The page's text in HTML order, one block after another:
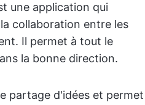
une application qui
collaboration entre les
Il permet à tout le
la bonne direction.
partage d'idées et permet